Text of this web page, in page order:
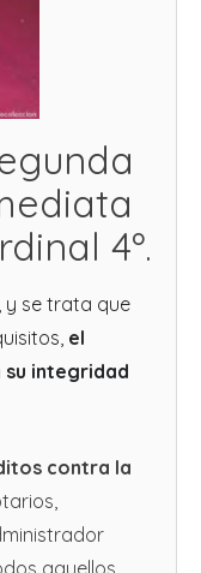
4º.
y se trata que
el
integridad
contra la